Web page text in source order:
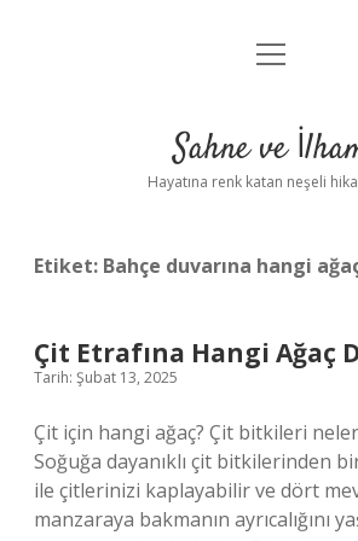
Anasayfa
Yasal Uyarı
menüyü
Sahne ve
Hayatına renk katan neşeli
Etiket: Bahçe duvarına hangi
Çit Etrafına Hangi Ağaç
Tarih: Şubat 13, 2025
Çit için hangi ağaç? Çit bitkileri
Soğuğa dayanıklı çit bitkilerinden
ile çitlerinizi kaplayabilir ve dört
manzaraya bakmanın ayrıcalığını